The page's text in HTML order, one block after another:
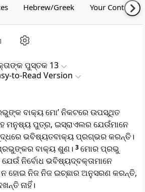
Hebrew/Greek Your Content
ପୁସ୍ତକ 13
to-Read Version
ବାକ୍ୟ ମୋ’ ନିକଟରେ ଉପସ୍ଥିତ
ମନୁଷ୍ୟ ପୁତ୍ର, ଇସ୍ରାଏଲର ଯେଉଁମାନେ
ଭବିଷ୍ୟତବାକ୍ୟ ପ୍ରଗ୍ଭର କରନ୍ତି।
ବାକ୍ୟ ଶୁଣ। 3ମୋର ପ୍ରଭୁ
ଯେଉଁ ନିର୍ବୋଧ ଭବିଷ୍ୟ‌ଦ୍‌ବକ୍ତାମାନେ
ନ ହୋଇ ନିଜ ନିଜ ଇଚ୍ଛାର ଅନୁସରଣ କରନ୍ତି,
ନାହିଁ।